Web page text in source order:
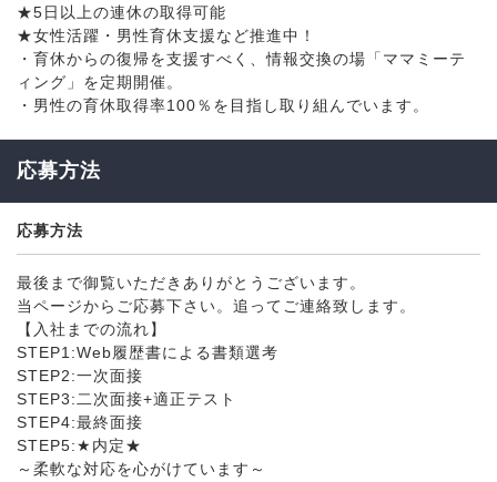
★5日以上の連休の取得可能
★女性活躍・男性育休支援など推進中！
・育休からの復帰を支援すべく、情報交換の場「ママミーテ
ィング」を定期開催。
・男性の育休取得率100％を目指し取り組んでいます。
応募方法
応募方法
最後まで御覧いただきありがとうございます。
当ページからご応募下さい。追ってご連絡致します。
【入社までの流れ】
STEP1:Web履歴書による書類選考
STEP2:一次面接
STEP3:二次面接+適正テスト
STEP4:最終面接
STEP5:★内定★
～柔軟な対応を心がけています～